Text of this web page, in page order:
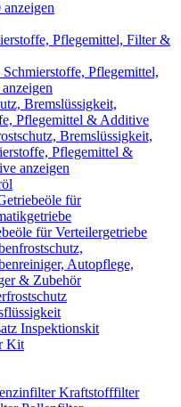
Pflegemittel, Filter &
Schmierstoffe, Pflegemittel,
Bremslüssigkeit,
Pflegemittel & Additive
Bremslüssigkeit,
Pflegemittel &
anzeigen
für
für Verteilergetriebe
Autopflege,
& Zubehör
Inspektionskit
Kit
Kraftstofffilter